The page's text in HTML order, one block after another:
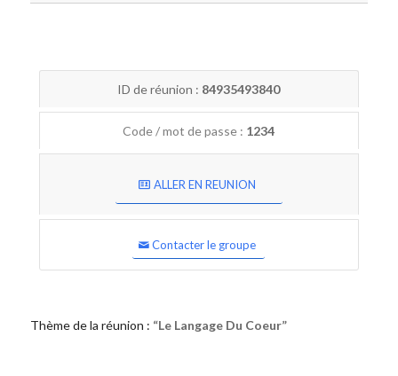
ID de réunion : 84935493840
Code / mot de passe : 1234
ALLER EN REUNION
Contacter le groupe
Thème de la réunion : “Le Langage Du Coeur”